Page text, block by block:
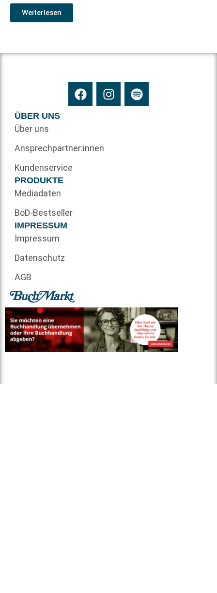
Weiterlesen
ÜBER UNS
Über uns
Ansprechpartner:innen
Kundenservice
PRODUKTE
Mediadaten
BoD-Bestseller
IMPRESSUM
Impressum
Datenschutz
AGB